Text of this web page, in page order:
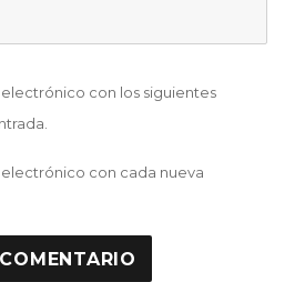
con los siguientes
con cada nueva